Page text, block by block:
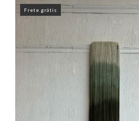
Frete grátis